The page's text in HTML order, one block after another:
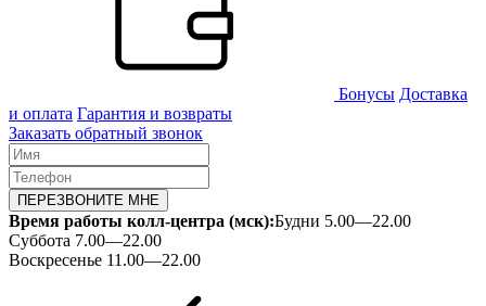
Бонусы Доставка
и оплата Гарантия и возвраты
Заказать обратный звонок
ПЕРЕЗВОНИТЕ МНЕ
Время работы колл-центра (мск):Будни 5.00—22.00
Суббота 7.00—22.00
Воскресенье 11.00—22.00